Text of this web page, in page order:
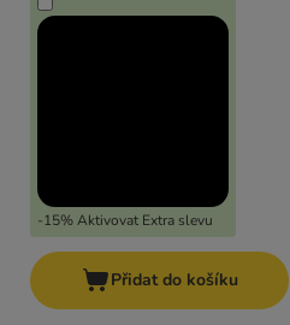
-15% Aktivovat Extra slevu
Přidat do košíku